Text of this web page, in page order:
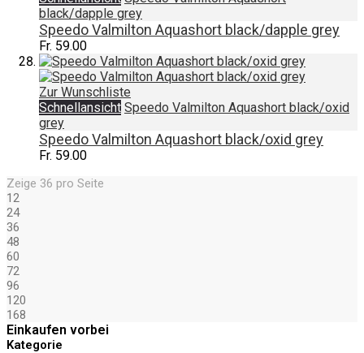
black/dapple grey
Speedo Valmilton Aquashort black/dapple grey
Fr. 59.00
Zur Wunschliste
Schnellansicht Speedo Valmilton Aquashort black/oxid
grey
Speedo Valmilton Aquashort black/oxid grey
Fr. 59.00
Zeige 36 pro Seite
12
24
36
48
60
72
96
120
168
Einkaufen vorbei
Kategorie